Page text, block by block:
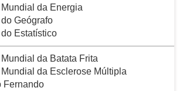
Mundial da Energia
Geógrafo
Estatístico
da Batata Frita
Mundial da Esclerose Múltipla
Fernando